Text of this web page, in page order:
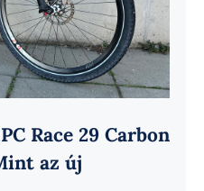
Race 29 Carbon
az új